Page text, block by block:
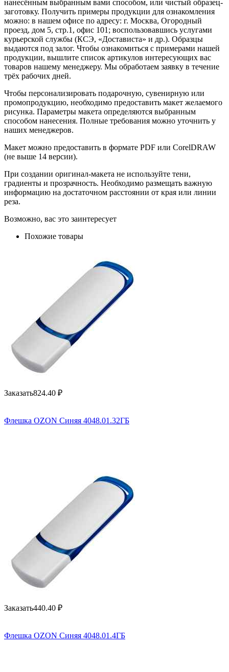
нанесённым выбранным вами способом, или чистый образец-
заготовку. Получить примеры продукции для ознакомления
можно: в нашем офисе по адресу: г. Москва, Огородный
проезд, дом 5, стр.1, офис 101; воспользовавшись услугами
курьерской службы (КСЭ, «Достависта» и др.). Образцы
выдаются под залог. Чтобы ознакомиться с примерами нашей
продукции, вышлите список артикулов интересующих вас
товаров нашему менеджеру. Мы обработаем заявку в течение
трёх рабочих дней.
Чтобы персонализировать подарочную, сувенирную или
промопродукцию, необходимо предоставить макет желаемого
рисунка. Параметры макета определяются выбранным
способом нанесения. Полные требования можно уточнить у
наших менеджеров.
Макет можно предоставить в формате PDF или CorelDRAW
(не выше 14 версии).
При создании оригинал-макета не используйте тени,
градиенты и прозрачность. Необходимо размещать важную
информацию на достаточном расстоянии от края или линии
реза.
Возможно, вас это заинтересует
Похожие товары
Заказать824.40 ₽
Флешка OZON Синяя 4048.01.32ГБ
Заказать440.40 ₽
Флешка OZON Синяя 4048.01.4ГБ